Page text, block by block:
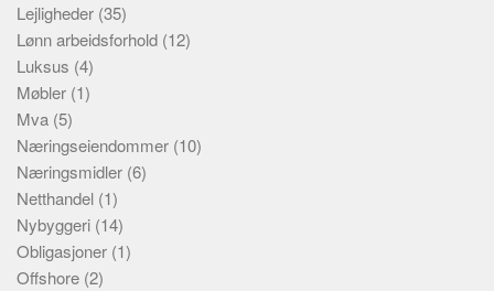
Lejligheder (35)
Lønn arbeidsforhold (12)
Luksus (4)
Møbler (1)
Mva (5)
Næringseiendommer (10)
Næringsmidler (6)
Netthandel (1)
Nybyggeri (14)
Obligasjoner (1)
Offshore (2)